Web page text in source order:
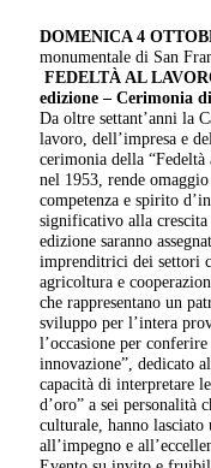
DOMENICA 4
monumentale di San
FEDELTÀ AL
edizione – Cerimonia
Da oltre settant’anni la
lavoro, dell’impresa e
cerimonia della
nel 1953, rende
competenza e spirito
significativo alla
edizione saranno
imprenditrici dei settori
agricoltura e
che rappresentano un
sviluppo per l’intera
l’occasione per
innovazione”, dedicato
capacità di interpretare
d’oro” a sei personalità
culturale, hanno
all’impegno e